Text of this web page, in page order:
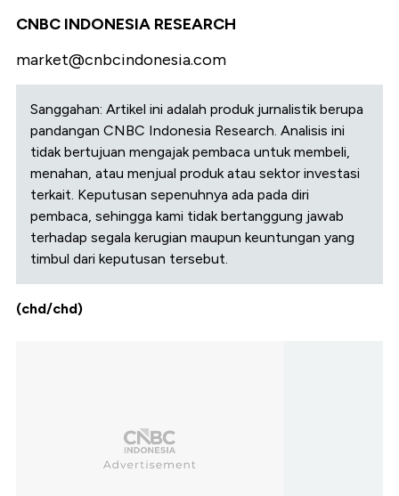
CNBC INDONESIA RESEARCH
market@cnbcindonesia.com
Sanggahan: Artikel ini adalah produk jurnalistik berupa
pandangan CNBC Indonesia Research. Analisis ini
tidak bertujuan mengajak pembaca untuk membeli,
menahan, atau menjual produk atau sektor investasi
terkait. Keputusan sepenuhnya ada pada diri
pembaca, sehingga kami tidak bertanggung jawab
terhadap segala kerugian maupun keuntungan yang
timbul dari keputusan tersebut.
(chd/chd)